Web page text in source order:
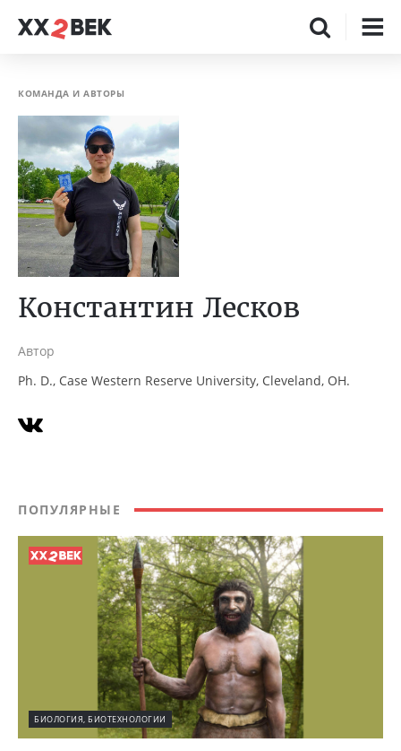
КОМАНДА И АВТОРЫ
Константин Лесков
Автор
Ph. D., Case Western Reserve University, Cleveland, OH.
ПОПУЛЯРНЫЕ
БИОЛОГИЯ, БИОТЕХНОЛОГИИ